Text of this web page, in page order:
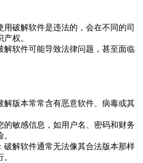
用破解软件是违法的，会在不同的司
权。
解软件可能导致法律问题，甚至面临
解版本常常含有恶意软件、病毒或其
的敏感信息，如用户名、密码和财务
：破解软件通常无法像其合法版本那样